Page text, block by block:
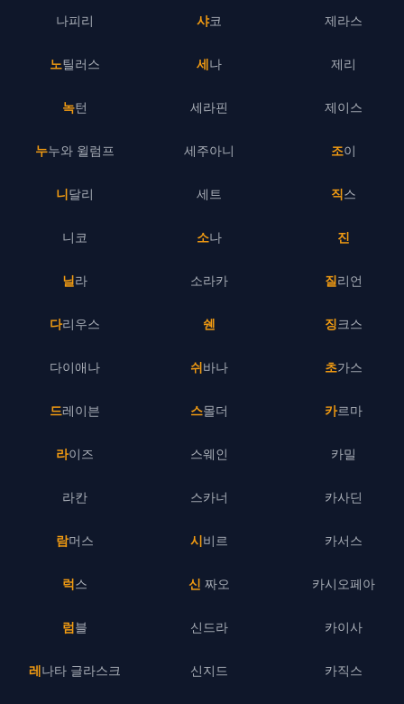
나피리
노틸러스
녹턴
누누와 윌럼프
니달리
니코
닐라
다리우스
다이애나
드레이븐
라이즈
라칸
람머스
럭스
럼블
레나타 글라스크
샤코
세나
세라핀
세주아니
세트
소나
소라카
쉔
쉬바나
스몰더
스웨인
스카너
시비르
신 짜오
신드라
신지드
제라스
제리
제이스
조이
직스
진
질리언
징크스
초가스
카르마
카밀
카사딘
카서스
카시오페아
카이사
카직스